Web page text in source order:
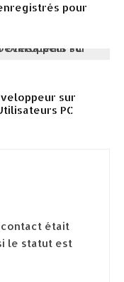
pour
sur
PC
contact était
le statut est